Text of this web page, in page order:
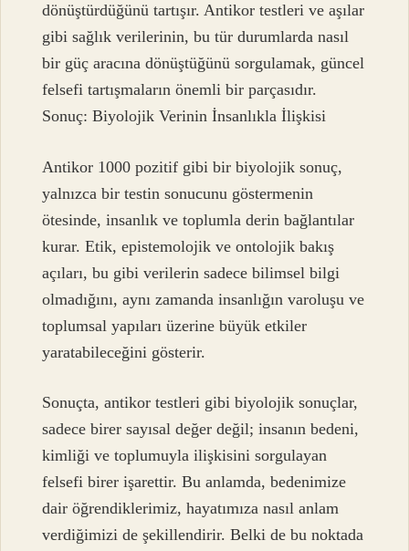
dönüştürdüğünü tartışır. Antikor testleri ve aşılar
gibi sağlık verilerinin, bu tür durumlarda nasıl
bir güç aracına dönüştüğünü sorgulamak, güncel
felsefi tartışmaların önemli bir parçasıdır.
Sonuç: Biyolojik Verinin İnsanlıkla İlişkisi
Antikor 1000 pozitif gibi bir biyolojik sonuç,
yalnızca bir testin sonucunu göstermenin
ötesinde, insanlık ve toplumla derin bağlantılar
kurar. Etik, epistemolojik ve ontolojik bakış
açıları, bu gibi verilerin sadece bilimsel bilgi
olmadığını, aynı zamanda insanlığın varoluşu ve
toplumsal yapıları üzerine büyük etkiler
yaratabileceğini gösterir.
Sonuçta, antikor testleri gibi biyolojik sonuçlar,
sadece birer sayısal değer değil; insanın bedeni,
kimliği ve toplumuyla ilişkisini sorgulayan
felsefi birer işarettir. Bu anlamda, bedenimize
dair öğrendiklerimiz, hayatımıza nasıl anlam
verdiğimizi de şekillendirir. Belki de bu noktada